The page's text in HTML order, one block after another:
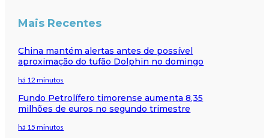
Mais Recentes
China mantém alertas antes de possível
aproximação do tufão Dolphin no domingo
há 12 minutos
Fundo Petrolífero timorense aumenta 8,35
milhões de euros no segundo trimestre
há 15 minutos